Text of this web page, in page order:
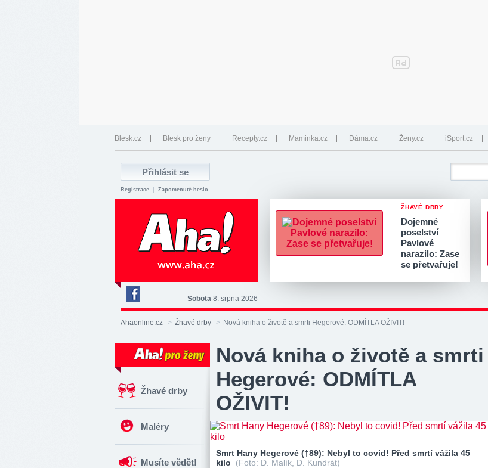
Blesk.cz Blesk pro ženy Recepty.cz Maminka.cz Dáma.cz Ženy.cz iSport.cz
Registrace Zapomenuté heslo
ŽHAVÉ DRBY
Dojemné
poselství
Pavlové
narazilo: Zase
se přetvařuje!
Deník
Aha!
na
Sobota 8. srpna 2026
Ahaonline.cz > Žhavé drby > Nová kniha o životě a smrti Hegerové: ODMÍTLA OŽIVIT!
Žhavé drby
Maléry
Musíte vědět!
Nová kniha o životě a smrti
Hegerové: ODMÍTLA
OŽIVIT!
Smrt Hany Hegerové (†89): Nebyl to covid! Před smrtí vážila 45
kilo (Foto: D. Malík, D. Kundrát)